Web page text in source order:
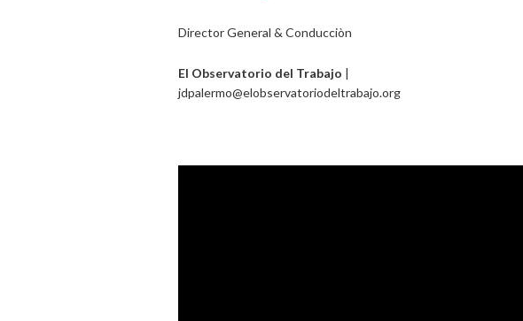
Director General & Conducciòn
El Observatorio del Trabajo |
jdpalermo@elobservatoriodeltrabajo.org